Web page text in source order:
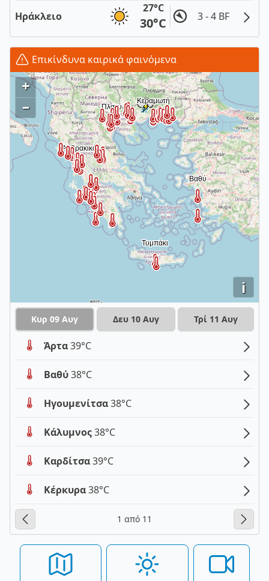
Ηράκλειο
27°C
30°C 3 - 4 BF
Επικίνδυνα καιρικά φαινόμενα
i
+
–
Κυρ 09 Αυγ Δευ 10 Αυγ Τρί 11 Αυγ
Άρτα39°C
Βαθύ38°C
Ηγουμενίτσα38°C
Κάλυμνος38°C
Καρδίτσα39°C
Κέρκυρα38°C
1 από 11